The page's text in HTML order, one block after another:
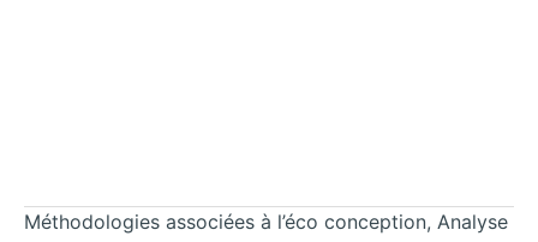
Méthodologies associées à l’éco conception, Analyse